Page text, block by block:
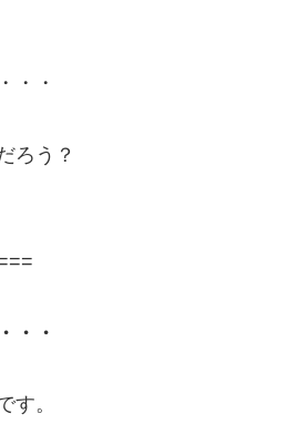
・・
ろう？
・・
す。